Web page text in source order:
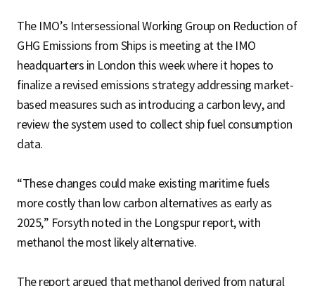
The IMO’s Intersessional Working Group on Reduction of
GHG Emissions from Ships is meeting at the IMO
headquarters in London this week where it hopes to
finalize a revised emissions strategy addressing market-
based measures such as introducing a carbon levy, and
review the system used to collect ship fuel consumption
data.
“These changes could make existing maritime fuels
more costly than low carbon alternatives as early as
2025,” Forsyth noted in the Longspur report, with
methanol the most likely alternative.
The report argued that methanol derived from natural